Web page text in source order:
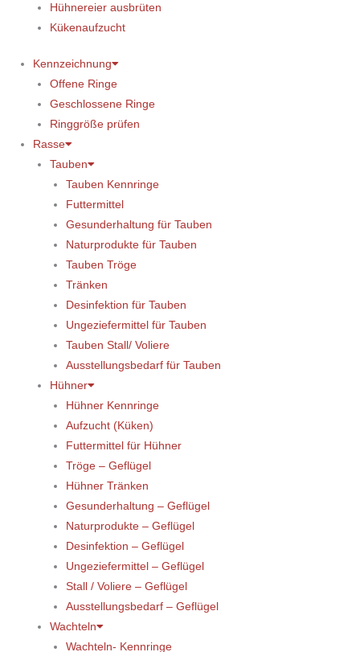
Hühnereier ausbrüten
Kükenaufzucht
Kennzeichnung
Offene Ringe
Geschlossene Ringe
Ringgröße prüfen
Rasse
Tauben
Tauben Kennringe
Futtermittel
Gesunderhaltung für Tauben
Naturprodukte für Tauben
Tauben Tröge
Tränken
Desinfektion für Tauben
Ungeziefermittel für Tauben
Tauben Stall/ Voliere
Ausstellungsbedarf für Tauben
Hühner
Hühner Kennringe
Aufzucht (Küken)
Futtermittel für Hühner
Tröge – Geflügel
Hühner Tränken
Gesunderhaltung – Geflügel
Naturprodukte – Geflügel
Desinfektion – Geflügel
Ungeziefermittel – Geflügel
Stall / Voliere – Geflügel
Ausstellungsbedarf – Geflügel
Wachteln
Wachteln- Kennringe